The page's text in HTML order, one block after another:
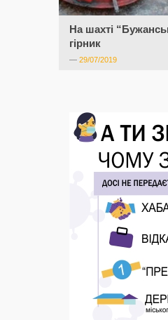
На шахті
гірник
— 29/07/2019